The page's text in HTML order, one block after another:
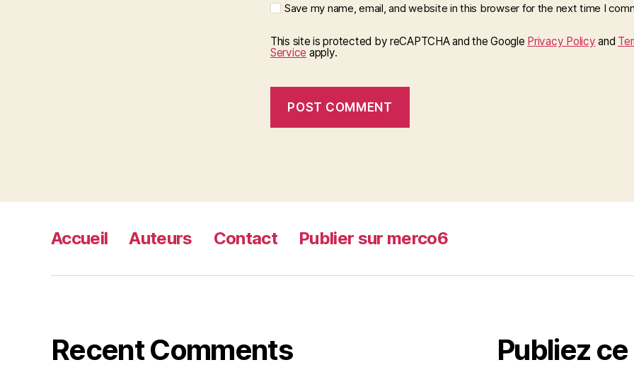
Save my name, email, and website in this browser for the next time I
This site is protected by reCAPTCHA and the Google Privacy Policy and
Service apply.
Accueil Auteurs Contact Publier sur merco6
Recent Comments Publiez